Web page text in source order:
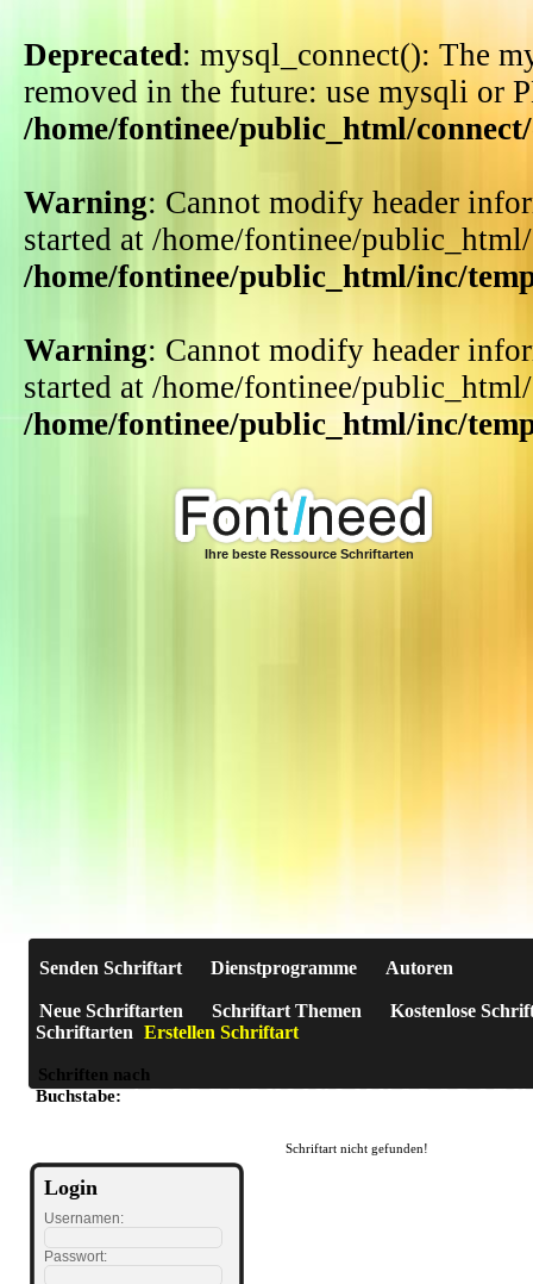
Deprecated: mysql_connect(): The
removed in the future: use mysqli or
/home/fontinee/public_html/
Warning: Cannot modify header
started at /home/fontinee/
/home/fontinee/public_html/inc/
Warning: Cannot modify header
started at /home/fontinee/
/home/fontinee/public_html/inc/
Ihre beste Ressource Schriftarten
Senden Schriftart Dienstprogramme Autoren
Neue Schriftarten Schriftart Themen
Kostenlose
Schriftarten Erstellen Schriftart
Schriften nach
Buchstabe: A B C D E F G H I J K L M N O P Q R S T U
Login
Usernamen:
Passwort:
Schriftart nicht gefunden!